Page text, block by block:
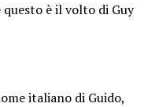
questo è il volto di Guy
italiano di Guido,